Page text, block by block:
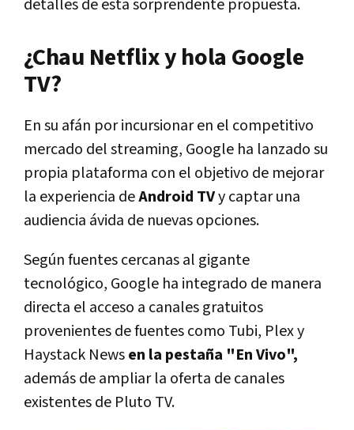
detalles de esta sorprendente propuesta.
¿Chau Netflix y hola Google
TV?
En su afán por incursionar en el competitivo
mercado del streaming, Google ha lanzado su
propia plataforma con el objetivo de mejorar
la experiencia deAndroid TVy captar una
audiencia ávida de nuevas opciones.
Según fuentes cercanas al gigante
tecnológico, Google ha integrado de manera
directa el acceso a canales gratuitos
provenientes de fuentes como Tubi, Plex y
Haystack Newsen la pestaña "En Vivo",
además de ampliar la oferta de canales
existentes de Pluto TV.